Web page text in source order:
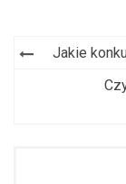
Jakie